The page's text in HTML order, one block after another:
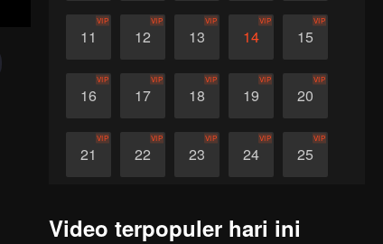
11
VIP
12
VIP
13
VIP
14
VIP
15
VIP
16
VIP
17
VIP
18
VIP
19
VIP
20
VIP
21
VIP
22
VIP
23
VIP
24
VIP
25
VIP
Video terpopuler hari ini